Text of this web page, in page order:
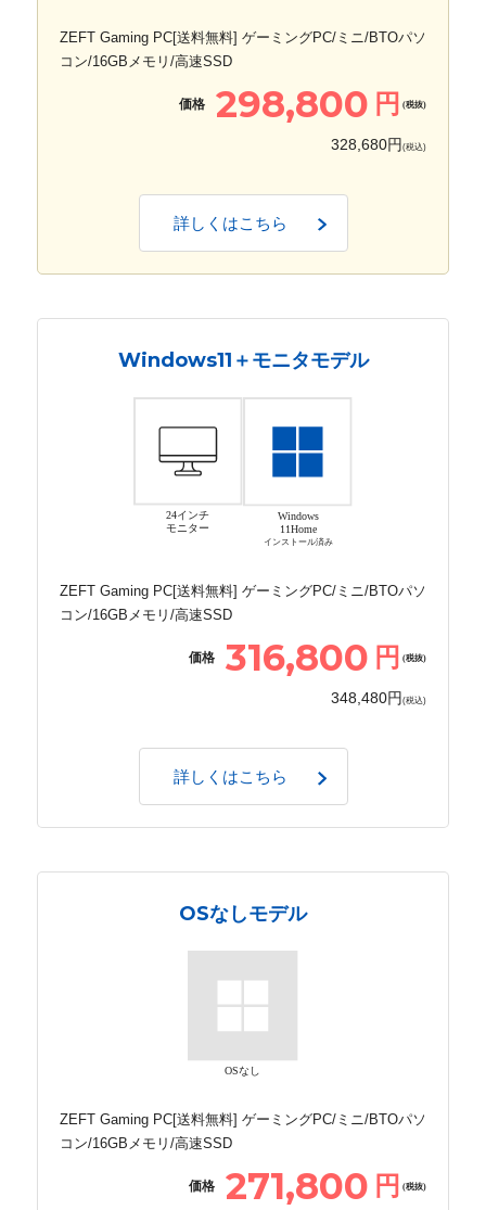
ZEFT Gaming PC[送料無料] ゲーミングPC/ミニ/BTOパソ
コン/16GBメモリ/高速SSD
価格 298,800 円 (税抜)
328,680円 (税込)
詳しくはこちら
Windows11＋モニタモデル
24インチ
モニター
Windows
11Home
インストール済み
ZEFT Gaming PC[送料無料] ゲーミングPC/ミニ/BTOパソ
コン/16GBメモリ/高速SSD
価格 316,800 円 (税抜)
348,480円 (税込)
詳しくはこちら
OSなしモデル
OSなし
ZEFT Gaming PC[送料無料] ゲーミングPC/ミニ/BTOパソ
コン/16GBメモリ/高速SSD
価格 271,800 円 (税抜)